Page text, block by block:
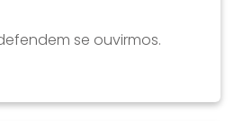
se ouvirmos.